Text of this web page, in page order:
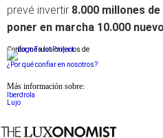
prevé invertir 8.000 millones
poner en marcha 10.000
Conforme a los criterios de
¿Por qué confiar en nosotros?
Más información sobre:
Iberdrola
Lujo